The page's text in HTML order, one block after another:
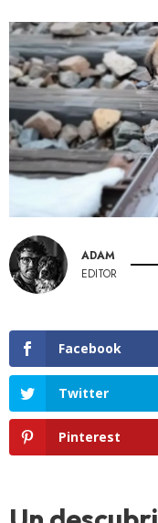
ADAM
EDITOR
Facebook
Twitter
Pinterest